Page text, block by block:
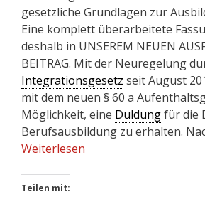
gesetzliche Grundlagen zur
Eine komplett überarbeitete
deshalb in UNSEREM NEUEN
BEITRAG. Mit der Neuregelung
Integrationsgesetz seit August
mit dem neuen § 60 a
Möglichkeit, eine Duldungfür die
Berufsausbildung zu erhalten.
Weiterlesen
Teilen mit: